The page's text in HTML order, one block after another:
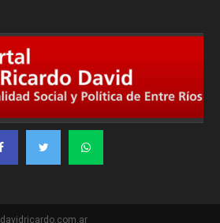
davidricardo.com.ar